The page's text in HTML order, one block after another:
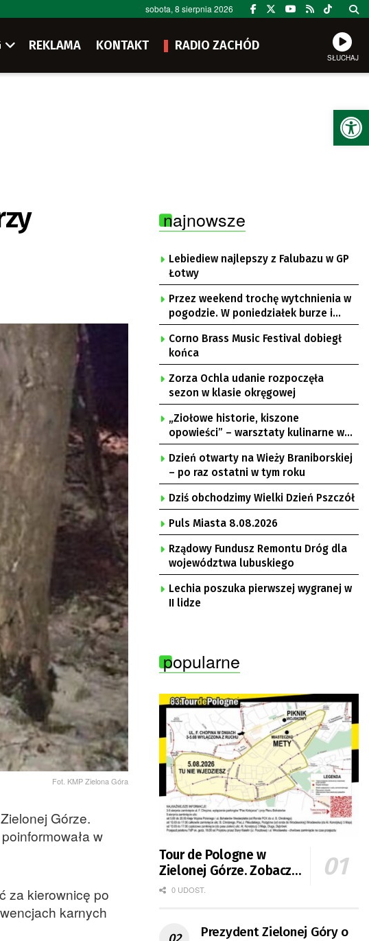
sobota, 8 sierpnia 2026
REKLAMA KONTAKT RADIO ZACHÓD
SŁUCHAJ
Fot. KMP Zielona Góra
Górze.
w
za kierownicę po
karnych
najnowsze
Lebiediew najlepszy z Falubazu w GP
Łotwy
Przez weekend trochę wytchnienia w
pogodzie. W poniedziałek burze i
upał
Corno Brass Music Festival dobiegł
końca
Zorza Ochla udanie rozpoczęła
sezon w klasie okręgowej
„Ziołowe historie, kiszone
opowieści” – warsztaty kulinarne w
Krępie
Dzień otwarty na Wieży Braniborskiej
– po raz ostatni w tym roku
Dziś obchodzimy Wielki Dzień Pszczół
Puls Miasta 8.08.2026
Rządowy Fundusz Remontu Dróg dla
województwa lubuskiego
Lechia poszuka pierwszej wygranej w
II lidze
popularne
Tour de Pologne w
Zielonej Górze. Zobacz
zmiany w organizacji
0 UDOST.
Prezydent Zielonej Góry o